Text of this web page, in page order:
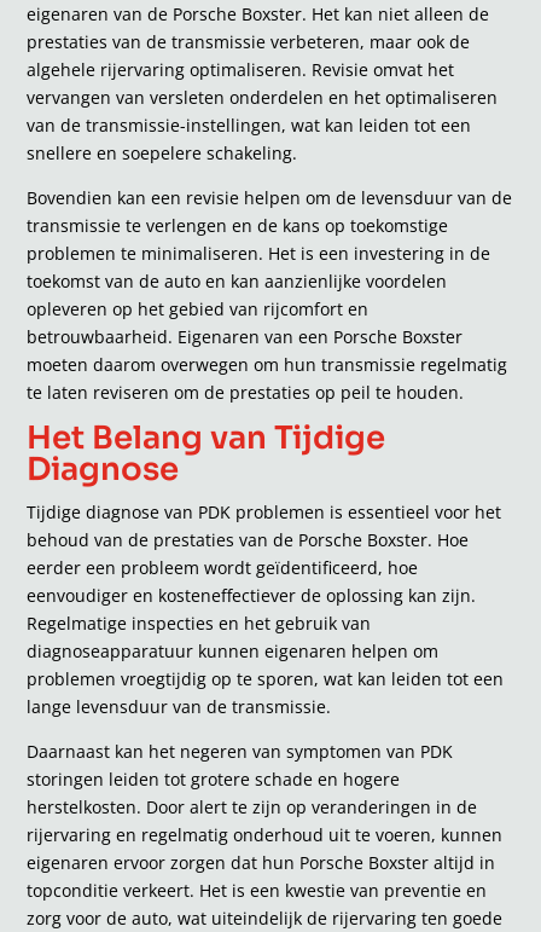
eigenaren van de Porsche Boxster. Het kan niet alleen de
prestaties van de transmissie verbeteren, maar ook de
algehele rijervaring optimaliseren. Revisie omvat het
vervangen van versleten onderdelen en het optimaliseren
van de transmissie-instellingen, wat kan leiden tot een
snellere en soepelere schakeling.
Bovendien kan een revisie helpen om de levensduur van de
transmissie te verlengen en de kans op toekomstige
problemen te minimaliseren. Het is een investering in de
toekomst van de auto en kan aanzienlijke voordelen
opleveren op het gebied van rijcomfort en
betrouwbaarheid. Eigenaren van een Porsche Boxster
moeten daarom overwegen om hun transmissie regelmatig
te laten reviseren om de prestaties op peil te houden.
Het Belang van Tijdige
Diagnose
Tijdige diagnose van PDK problemen is essentieel voor het
behoud van de prestaties van de Porsche Boxster. Hoe
eerder een probleem wordt geïdentificeerd, hoe
eenvoudiger en kosteneffectiever de oplossing kan zijn.
Regelmatige inspecties en het gebruik van
diagnoseapparatuur kunnen eigenaren helpen om
problemen vroegtijdig op te sporen, wat kan leiden tot een
lange levensduur van de transmissie.
Daarnaast kan het negeren van symptomen van PDK
storingen leiden tot grotere schade en hogere
herstelkosten. Door alert te zijn op veranderingen in de
rijervaring en regelmatig onderhoud uit te voeren, kunnen
eigenaren ervoor zorgen dat hun Porsche Boxster altijd in
topconditie verkeert. Het is een kwestie van preventie en
zorg voor de auto, wat uiteindelijk de rijervaring ten goede